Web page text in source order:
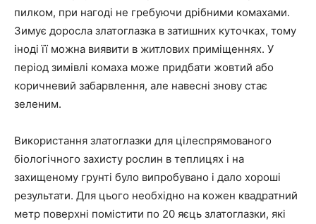
пилком, при нагоді не гребуючи дрібними комахами.
Зимує доросла златоглазка в затишних куточках, тому
іноді її можна виявити в житлових приміщеннях. У
період зимівлі комаха може придбати жовтий або
коричневий забарвлення, але навесні знову стає
зеленим.
Використання златоглазки для цілеспрямованого
біологічного захисту рослин в теплицях і на
захищеному грунті було випробувано і дало хороші
результати. Для цього необхідно на кожен квадратний
метр поверхні помістити по 20 яєць златоглазки, які